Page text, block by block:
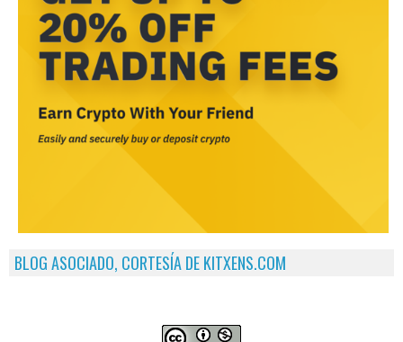
BLOG ASOCIADO, CORTESÍA DE KITXENS.COM